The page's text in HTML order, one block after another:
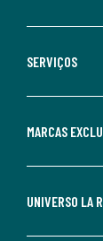
SERVIÇOS
MARCAS
UNIVERSO LA